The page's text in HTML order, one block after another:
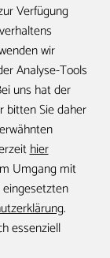
Verfügung
wir
Analyse-Tools
uns hat der
bitten Sie daher
hier
Umgang mit
.
essenziell